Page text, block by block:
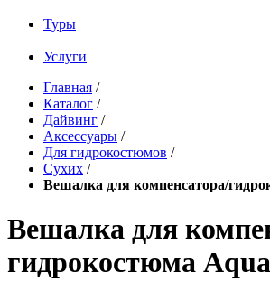
Туры
Услуги
Главная /
Каталог /
Дайвинг /
Аксессуары /
Для гидрокостюмов /
Сухих /
Вешалка для компенсатора/
Вешалка для
гидрокостюма